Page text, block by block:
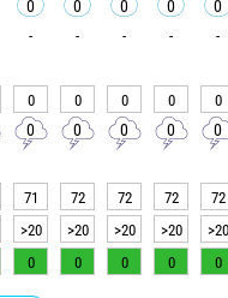
0 0 0 0 0
- - - - -
0 0 0 0 0
0 0 0 0 0
71 72 72 72 72
>20 >20 >20 >20 >20
0 0 0 0 0